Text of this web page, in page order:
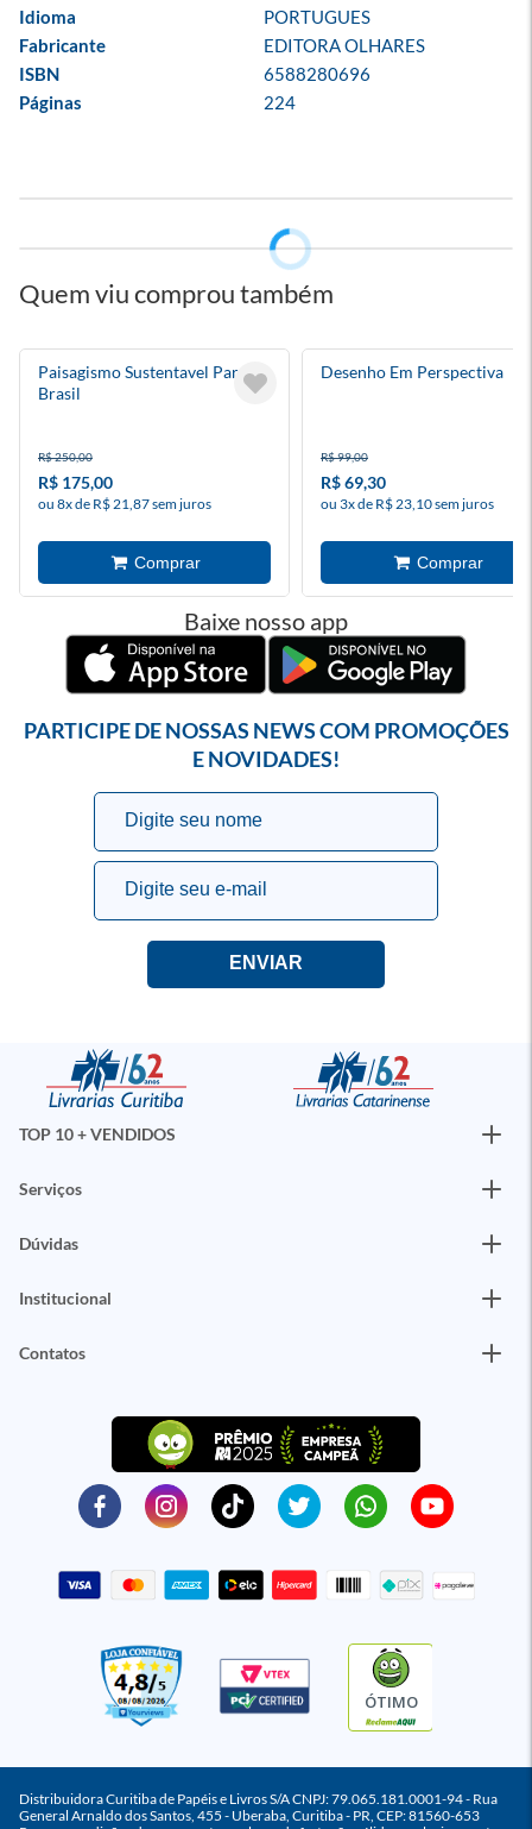
Idioma
PORTUGUES
Fabricante
EDITORA OLHARES
ISBN
6588280696
Páginas
224
Quem viu comprou também
Paisagismo Sustentavel Para O
Brasil
R$ 250,00
R$ 175,00
ou 8x de R$ 21,87 sem juros
Desenho Em Perspectiva
R$ 99,00
R$ 69,30
ou 3x de R$ 23,10 sem juros
Baixe nosso app
PARTICIPE DE NOSSAS NEWS COM PROMOÇÕES
E NOVIDADES!
TOP 10 + VENDIDOS
Serviços
Dúvidas
Institucional
Contatos
ÓTIMO
Distribuidora Curitiba de Papéis e Livros S/A CNPJ: 79.065.181.0001-94 - Rua
General Arnaldo dos Santos, 455 - Uberaba, Curitiba - PR, CEP: 81560-653